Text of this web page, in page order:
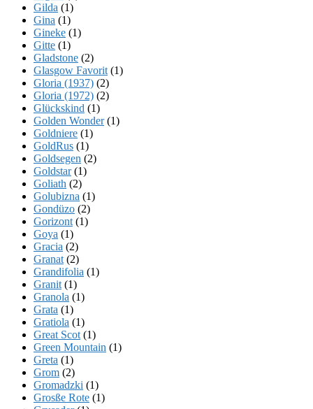
Gilda (1)
Gina (1)
Gineke (1)
Gitte (1)
Gladstone (2)
Glasgow Favorit (1)
Gloria (1937) (2)
Gloria (1972) (2)
Glückskind (1)
Golden Wonder(1)
Goldniere (1)
GoldRus (1)
Goldsegen (2)
Goldstar(1)
Goliath (2)
Golubizna (1)
Gondüzo (2)
Gorizont (1)
Goya (1)
Gracia (2)
Granat (2)
Grandifolia (1)
Granit (1)
Granola (1)
Grata (1)
Gratiola (1)
Great Scot (1)
Green Mountain (1)
Greta (1)
Grom (2)
Gromadzki (1)
Grosße Rote (1)